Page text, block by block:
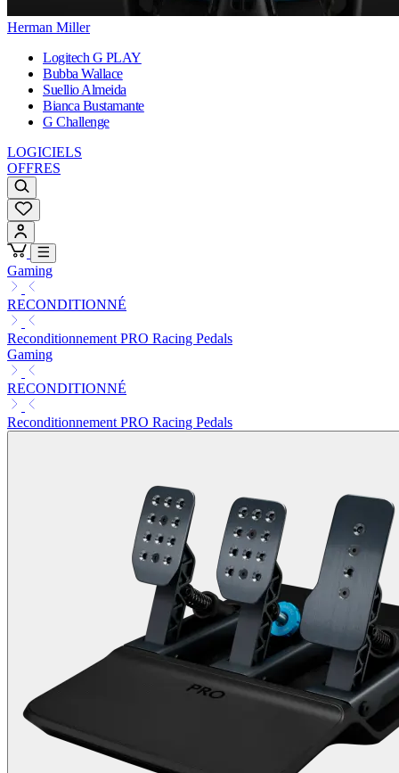
Herman Miller
Logitech G PLAY
Bubba Wallace
Suellio Almeida
Bianca Bustamante
G Challenge
LOGICIELS
OFFRES
Gaming
RECONDITIONNÉ
Reconditionnement PRO Racing Pedals
Gaming
RECONDITIONNÉ
Reconditionnement PRO Racing Pedals